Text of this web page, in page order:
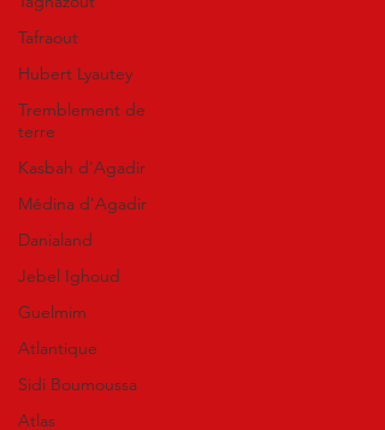
Tafraout
Hubert Lyautey
Tremblement de
terre
Kasbah d'Agadir
Médina d'Agadir
Danialand
Jebel Ighoud
Guelmim
Atlantique
Sidi Boumoussa
Atlas